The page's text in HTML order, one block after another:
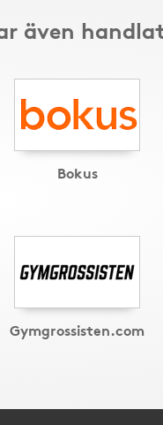
även
Bokus
Gymgrossisten.com